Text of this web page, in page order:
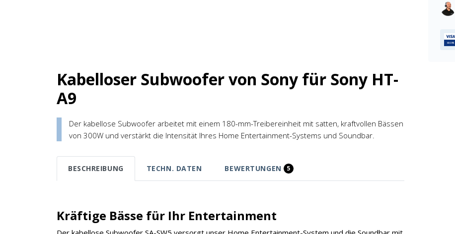
Kabelloser Subwoofer von Sony für Sony HT-
A9
Der kabellose Subwoofer arbeitet mit einem 180-mm-Treibereinheit mit satten, kraftvollen Bässen
von 300W und verstärkt die Intensität Ihres Home Entertainment-Systems und Soundbar.
BESCHREIBUNG TECHN. DATEN BEWERTUNGEN 5
Kräftige Bässe für Ihr Entertainment